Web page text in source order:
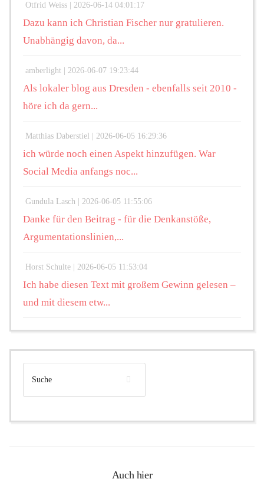
Otfrid Weiss | 2026-06-14 04:01:17
Dazu kann ich Christian Fischer nur gratulieren.
Unabhängig davon, da...
amberlight | 2026-06-07 19:23:44
Als lokaler blog aus Dresden - ebenfalls seit 2010 -
höre ich da gern...
Matthias Daberstiel | 2026-06-05 16:29:36
ich würde noch einen Aspekt hinzufügen. War
Social Media anfangs noc...
Gundula Lasch | 2026-06-05 11:55:06
Danke für den Beitrag - für die Denkanstöße,
Argumentationslinien,...
Horst Schulte | 2026-06-05 11:53:04
Ich habe diesen Text mit großem Gewinn gelesen –
und mit diesem etw...
Auch hier